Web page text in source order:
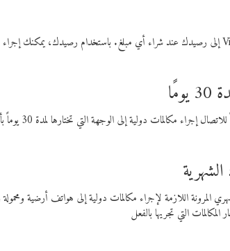
المرونة اللازمة لإجراء مكالمات دولية إلى هواتف
التي تجريها بالفعل